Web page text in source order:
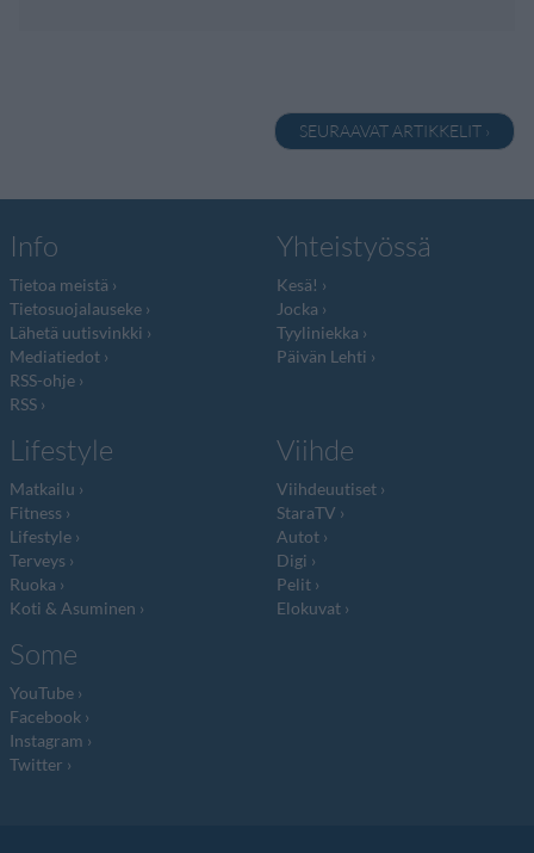
SEURAAVAT ARTIKKELIT ›
Info
Tietoa meistä
Tietosuojalauseke
Lähetä uutisvinkki
Mediatiedot
RSS-ohje
RSS
Yhteistyössä
Kesä!
Jocka
Tyyliniekka
Päivän Lehti
Lifestyle
Matkailu
Fitness
Lifestyle
Terveys
Ruoka
Koti & Asuminen
Viihde
Viihdeuutiset
StaraTV
Autot
Digi
Pelit
Elokuvat
Some
YouTube
Facebook
Instagram
Twitter